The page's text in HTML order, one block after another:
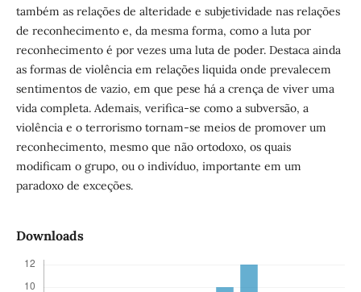
também as relações de alteridade e subjetividade nas relações
de reconhecimento e, da mesma forma, como a luta por
reconhecimento é por vezes uma luta de poder. Destaca ainda
as formas de violência em relações liquida onde prevalecem
sentimentos de vazio, em que pese há a crença de viver uma
vida completa. Ademais, verifica-se como a subversão, a
violência e o terrorismo tornam-se meios de promover um
reconhecimento, mesmo que não ortodoxo, os quais
modificam o grupo, ou o indivíduo, importante em um
paradoxo de exceções.
Downloads